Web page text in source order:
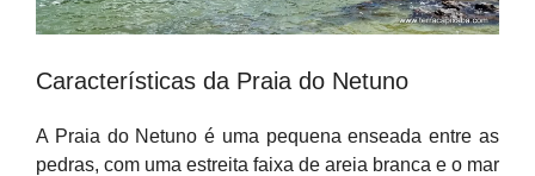
Características da Praia do Netuno
A Praia do Netuno é uma pequena enseada entre as
pedras, com uma estreita faixa de areia branca e o mar